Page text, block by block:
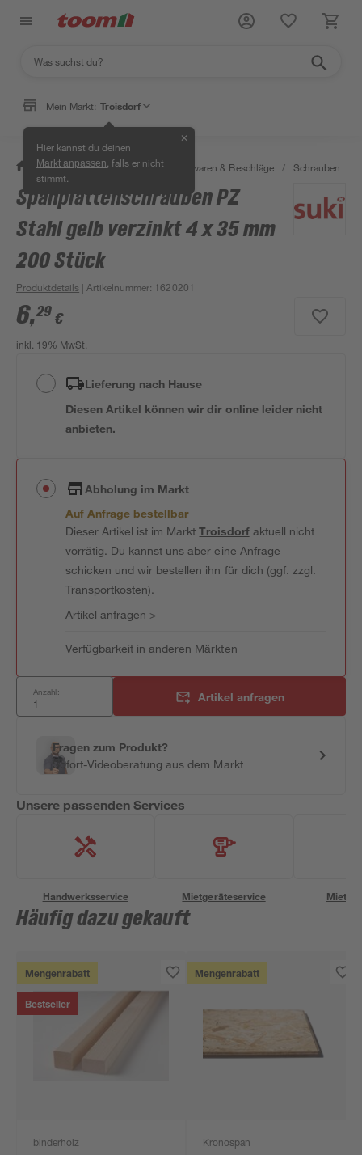
Mein Markt: Troisdorf
Hier kannst du deinen
Markt anpassen , falls er nicht
stimmt.
✕
/ Werkstatt & Maschinen / Eisenwaren & Beschläge / Schrauben
Spanplattenschrauben PZ
Stahl gelb verzinkt 4 x 35 mm
200 Stück
Produktdetails | Artikelnummer: 1620201
6,29 €
inkl. 19% MwSt.
Lieferung nach Hause
Diesen Artikel können wir dir online leider nicht
anbieten.
Abholung im Markt
Auf Anfrage bestellbar
Dieser Artikel ist im MarktTroisdorfaktuell nicht
vorrätig. Du kannst uns aber eine Anfrage
schicken und wir bestellen ihn für dich (ggf. zzgl.
Transportkosten).
Artikel anfragen >
Verfügbarkeit in anderen Märkten
Anzahl: Artikel anfragen
Fragen zum Produkt?
Sofort-Videoberatung aus dem Markt
Unsere passenden Services
Handwerksservice Mietgeräteservice
Häufig dazu gekauft
Mengenrabatt
Bestseller
binderholz
Mengenrabatt
Kronospan